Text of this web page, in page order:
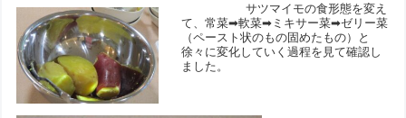
サツマイモの食形態を変え
て、常菜➡軟菜➡ミキサー菜➡ゼリー菜
（ペースト状のもの固めたもの）と
徐々に変化していく過程を見て確認し
ました。